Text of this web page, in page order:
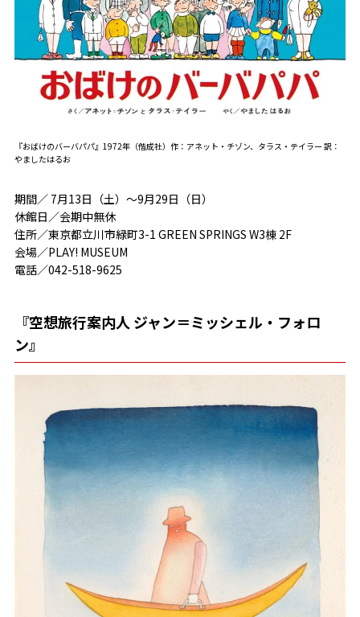
『おばけのバーバパパ』1972年（偕成社）作：アネット・チゾン、タラス・テイラー 訳：
やましたはるお
期間／ 7月13日（土）～9月29日（日）
休館日／会期中無休
住所／東京都立川市緑町3-1 GREEN SPRINGS W3棟 2F
会場／PLAY! MUSEUM
電話／042-518-9625
『空想旅行案内人 ジャン＝ミッシェル・フォロ
ン』